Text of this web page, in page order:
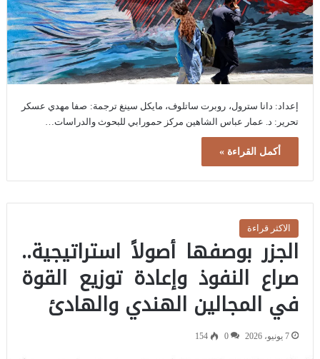
إعداد: دانا سترول، روبرت ساتلوف، مايكل سينغ ترجمة: صفا مهدي عسكر
تحرير: د. عمار عباس الشاهين مركز حمورابي للبحوث والدراسات…
أكمل القراءة »
الاكثر قراءة
الجزر بوصفها أصولاً استراتيجية..
صراع النفوذ وإعادة توزيع القوة
في المجالين الهندي والهادئ
7 يونيو، 2026 0
154